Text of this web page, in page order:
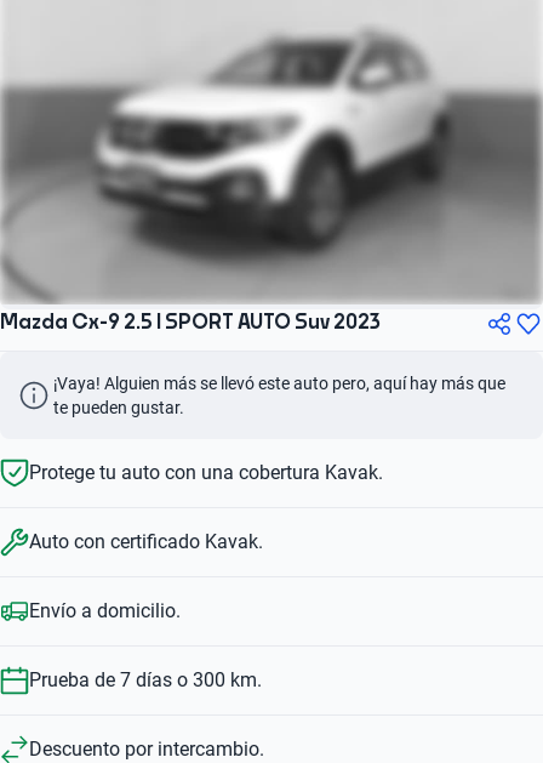
Mazda Cx-9 2.5 I SPORT AUTO Suv 2023
¡Vaya! Alguien más se llevó este auto pero, aquí hay más que
te pueden gustar.
Protege tu auto con una cobertura Kavak.
Auto con certificado Kavak.
Envío a domicilio.
Prueba de 7 días o 300 km.
Descuento por intercambio.